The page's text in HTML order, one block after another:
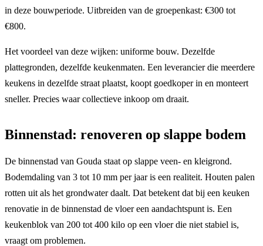
in deze bouwperiode. Uitbreiden van de groepenkast: €300 tot
€800.
Het voordeel van deze wijken: uniforme bouw. Dezelfde
plattegronden, dezelfde keukenmaten. Een leverancier die meerdere
keukens in dezelfde straat plaatst, koopt goedkoper in en monteert
sneller. Precies waar collectieve inkoop om draait.
Binnenstad: renoveren op slappe bodem
De binnenstad van Gouda staat op slappe veen- en kleigrond.
Bodemdaling van 3 tot 10 mm per jaar is een realiteit. Houten palen
rotten uit als het grondwater daalt. Dat betekent dat bij een keuken
renovatie in de binnenstad de vloer een aandachtspunt is. Een
keukenblok van 200 tot 400 kilo op een vloer die niet stabiel is,
vraagt om problemen.